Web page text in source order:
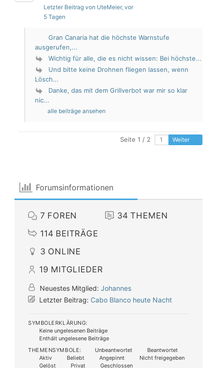
Letzter Beitrag von UteMeier, vor
5 Tagen
Gran Canaria hat die höchste Warnstufe
ausgerufen,...
Wichtig für alle, die es nicht wissen: Bei höchste...
Und bitte keine Drohnen fliegen lassen, wenn
Lösch...
Danke, das mit dem Grillverbot war mir so klar
nic...
alle beiträge ansehen
Seite 1 / 2 Weiter
Forumsinformationen
7 FOREN 34 THEMEN
114 BEITRÄGE
3 ONLINE
19 MITGLIEDER
Neuestes Mitglied: Johannes
Letzter Beitrag: Cabo Blanco heute Nacht
SYMBOLERKLÄRUNG:
Keine ungelesenen Beiträge
Enthält ungelesene Beiträge
THEMENSYMBOLE:
Unbeantwortet
Beantwortet
Aktiv
Beliebt Angepinnt
Nicht freigegeben
Gelöst
Privat Geschlossen